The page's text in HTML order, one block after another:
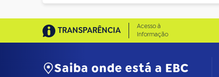
TRANSPARÊNCIA
Acesso à
Informação
Saiba onde está a EBC